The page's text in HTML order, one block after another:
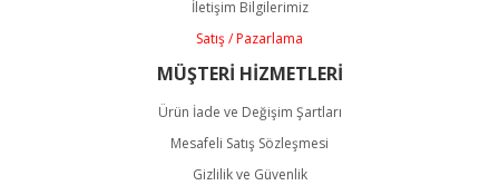
İletişim Bilgilerimiz
Satış / Pazarlama
MÜŞTERİ HİZMETLERİ
Ürün İade ve Değişim Şartları
Mesafeli Satış Sözleşmesi
Gizlilik ve Güvenlik